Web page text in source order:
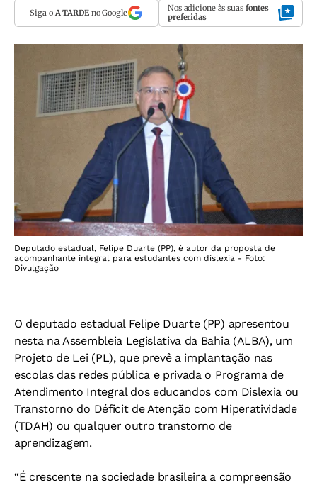
Siga o A TARDEno Google Nos adicione às suas fontes
preferidas
Deputado estadual, Felipe Duarte (PP), é autor da proposta de
acompanhante integral para estudantes com dislexia - Foto:
Divulgação
O deputado estadual Felipe Duarte (PP) apresentou
nesta na Assembleia Legislativa da Bahia (ALBA), um
Projeto de Lei (PL), que prevê a implantação nas
escolas das redes pública e privada o Programa de
Atendimento Integral dos educandos com Dislexia ou
Transtorno do Déficit de Atenção com Hiperatividade
(TDAH) ou qualquer outro transtorno de
aprendizagem.
“É crescente na sociedade brasileira a compreensão